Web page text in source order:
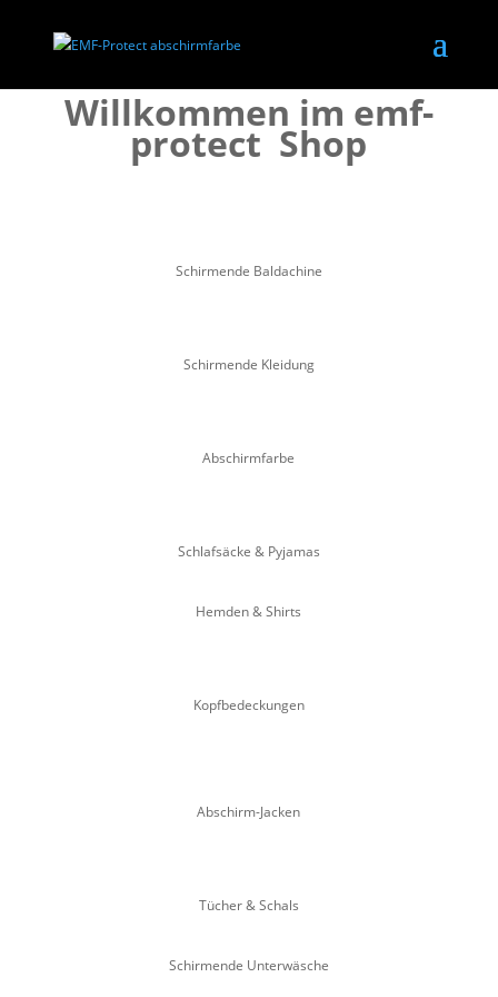
Willkommen im emf-
protect Shop
Schirmende Baldachine
Schirmende Kleidung
Abschirmfarbe
Schlafsäcke & Pyjamas
Hemden & Shirts
Kopfbedeckungen
Abschirm-Jacken
Tücher & Schals
Schirmende Unterwäsche